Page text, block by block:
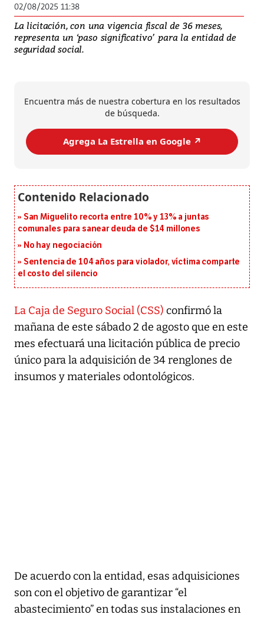
02/08/2025 11:38
La licitación, con una vigencia fiscal de 36 meses,
representa un ‘paso significativo’ para la entidad de
seguridad social.
Encuentra más de nuestra cobertura en los resultados
de búsqueda.
Agrega La Estrella en Google ↗️
San Miguelito recorta entre 10% y 13% a juntas
comunales para sanear deuda de $14 millones
No hay negociación
Sentencia de 104 años para violador, víctima comparte
el costo del silencio
La Caja de Seguro Social (CSS) confirmó la
mañana de este sábado 2 de agosto que en este
mes efectuará una licitación pública de precio
único para la adquisición de 34 renglones de
insumos y materiales odontológicos.
De acuerdo con la entidad, esas adquisiciones
son con el objetivo de garantizar “el
abastecimiento” en todas sus instalaciones en